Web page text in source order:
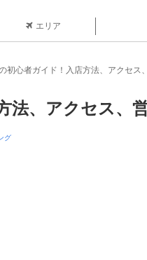
エリア
初心者ガイド！入店方法、アクセス
法、アクセス、
グ